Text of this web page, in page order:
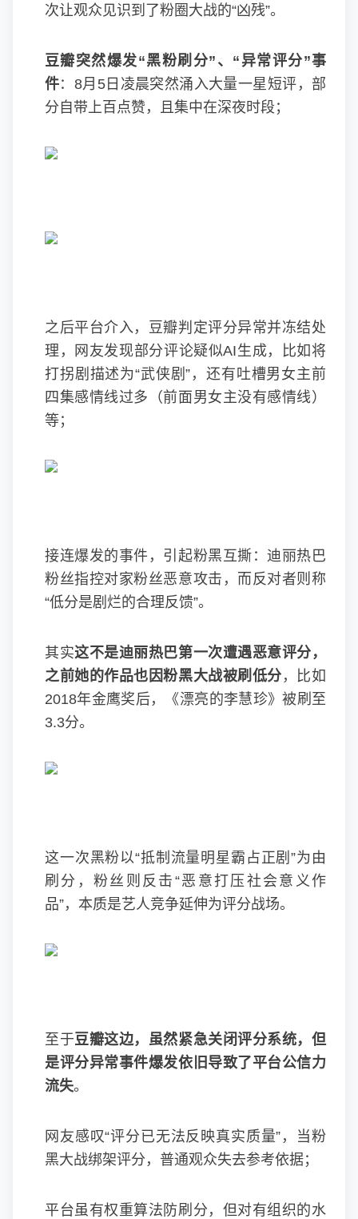
次让观众见识到了粉圈大战的“凶残”。
豆瓣突然爆发“黑粉刷分”、“异常评分”事
件：8月5日凌晨突然涌入大量一星短评，部
分自带上百点赞，且集中在深夜时段；
之后平台介入，豆瓣判定评分异常并冻结处
理，网友发现部分评论疑似AI生成，比如将
打拐剧描述为“武侠剧”，还有吐槽男女主前
四集感情线过多（前面男女主没有感情线）
等；
接连爆发的事件，引起粉黑互撕：迪丽热巴
粉丝指控对家粉丝恶意攻击，而反对者则称
“低分是剧烂的合理反馈”。
其实这不是迪丽热巴第一次遭遇恶意评分，
之前她的作品也因粉黑大战被刷低分 ，比如
2018年金鹰奖后，《漂亮的李慧珍》被刷至
3.3分。
这一次黑粉以“抵制流量明星霸占正剧”为由
刷分，粉丝则反击“恶意打压社会意义作
品”，本质是艺人竞争延伸为评分战场。
至于豆瓣这边，虽然紧急关闭评分系统，但
是评分异常事件爆发依旧导致了平台公信力
流失。
网友感叹“评分已无法反映真实质量”，当粉
黑大战绑架评分，普通观众失去参考依据；
平台虽有权重算法防刷分，但对有组织的水